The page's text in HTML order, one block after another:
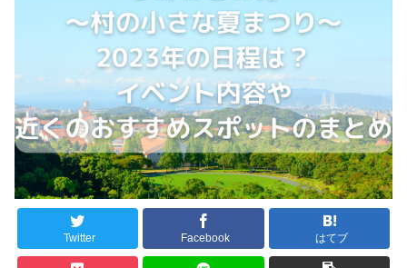
Twitter Facebook はてブ